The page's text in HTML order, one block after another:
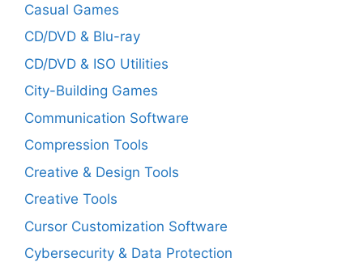
Casual Games
CD/DVD & Blu-ray
CD/DVD & ISO Utilities
City-Building Games
Communication Software
Compression Tools
Creative & Design Tools
Creative Tools
Cursor Customization Software
Cybersecurity & Data Protection